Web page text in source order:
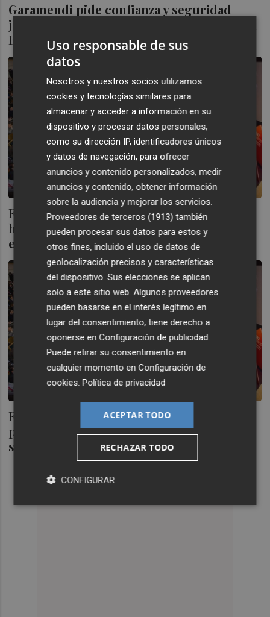
Garamendi pide confianza y seguridad
jurídica para no truncar las inversiones en
España
El CEO Congress calienta motores para
hacer de nuevo a Murcia capital de los
empresarios
El CEO Congress completa su lista de
ponentes y cierra el programa a dos
semanas de la cita
Uso responsable de sus
datos
Nosotros y nuestros socios utilizamos
cookies y tecnologías similares para
almacenar y acceder a información en su
dispositivo y procesar datos personales,
como su dirección IP, identificadores únicos
y datos de navegación, para ofrecer
anuncios y contenido personalizados, medir
anuncios y contenido, obtener información
sobre la audiencia y mejorar los servicios.
Proveedores de terceros (1913) también
pueden procesar sus datos para estos y
otros fines, incluido el uso de datos de
geolocalización precisos y características
del dispositivo. Sus elecciones se aplican
solo a este sitio web. Algunos proveedores
pueden basarse en el interés legítimo en
lugar del consentimiento; tiene derecho a
oponerse enConfiguración de publicidad.
Puede retirar su consentimiento en
cualquier momento enConfiguración de
cookies.Política de privacidad
ACEPTAR TODO
RECHAZAR TODO
CONFIGURAR